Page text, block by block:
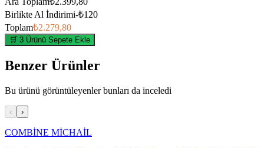
Birlikte Al İndirimi-₺120
Toplam₺2.279,80
🛒 3 Ürünü Sepete Ekle
Benzer Ürünler
Bu ürünü görüntüleyenler bunları da inceledi
‹ ›
COMBİNE MİCHAİL